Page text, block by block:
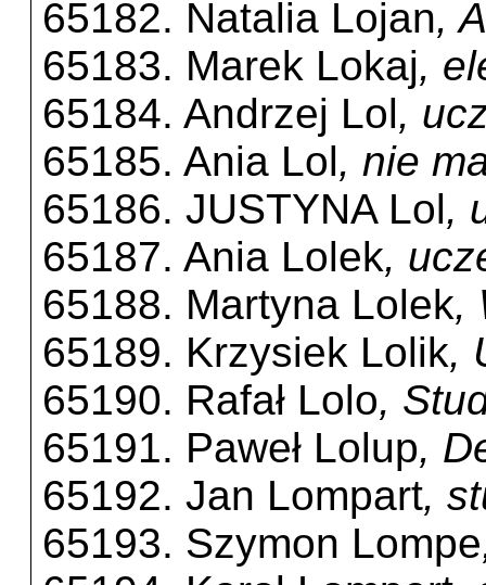
65182. Natalia Lojan,
65183. Marek Lokaj,
65184. Andrzej Lol,
65185. Ania Lol, nie
65186. JUSTYNA Lol,
65187. Ania Lolek,
65188. Martyna Lolek,
65189. Krzysiek Lolik,
65190. Rafał Lolo,
65191. Paweł Lolup,
65192. Jan Lompart,
65193. Szymon Lompe